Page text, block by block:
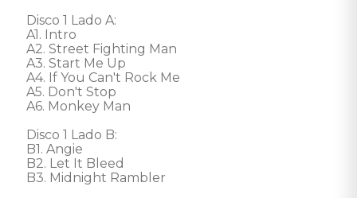
Disco 1 Lado A:
A1. Intro
A2. Street Fighting Man
A3. Start Me Up
A4. If You Can't Rock Me
A5. Don't Stop
A6. Monkey Man
Disco 1 Lado B:
B1. Angie
B2. Let It Bleed
B3. Midnight Rambler